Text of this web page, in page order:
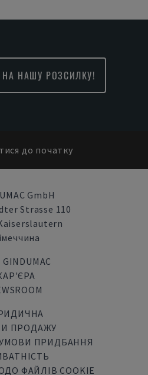
НА НАШУ РОЗСИЛКУ!
до початку
GmbH
Strasse 110
ПРОДАЖУ
ПРИДБАННЯ
ФАЙЛІВ COOKIE